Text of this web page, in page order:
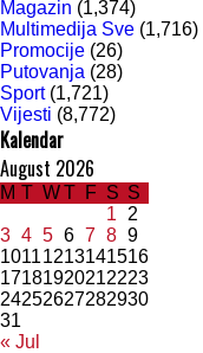
Magazin (1,374)
Multimedija Sve (1,716)
Promocije (26)
Putovanja (28)
Sport(1,721)
Vijesti (8,772)
Kalendar
August 2026
M T WT F S S
« Jul
1
2
3 4 5 6 7 8 9
10111213141516
17181920212223
24252627282930
31